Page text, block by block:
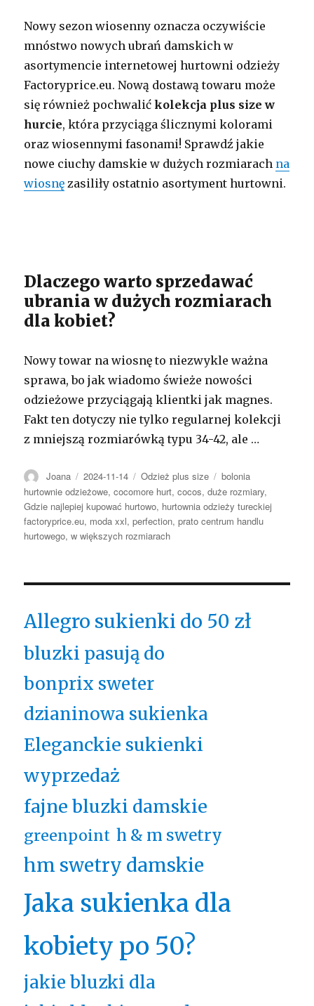
Nowy sezon wiosenny oznacza oczywiście
mnóstwo nowych ubrań damskich w
asortymencie internetowej hurtowni odzieży
Factoryprice.eu. Nową dostawą towaru może
się również pochwalićkolekcja plus size w
hurcie, która przyciąga ślicznymi kolorami
oraz wiosennymi fasonami! Sprawdź jakie
nowe ciuchy damskie w dużych rozmiarach na
wiosnę zasiliły ostatnio asortyment hurtowni.
Dlaczego warto sprzedawać
ubrania w dużych rozmiarach
dla kobiet?
Nowy towar na wiosnę to niezwykle ważna
sprawa, bo jak wiadomo świeże nowości
odzieżowe przyciągają klientki jak magnes.
Fakt ten dotyczy nie tylko regularnej kolekcji
z mniejszą rozmiarówką typu 34-42, ale …
Autor
Joana Opublikowano
2024-11-14 Kategorie
Odzież plus size Tagi
bolonia
hurtownie odzieżowe,cocomore hurt,cocos,duże rozmiary,
Gdzie najlepiej kupować hurtowo, hurtownia odzieży tureckiej
factoryprice.eu, moda xxl,perfection,prato centrum handlu
hurtowego,w większych rozmiarach
Allegro sukienki do 50 zł
bluzki pasują do
bonprix sweter
dzianinowa sukienka
Eleganckie sukienki
wyprzedaż
fajne bluzki damskie
greenpoint h & m swetry
hm swetry damskie
Jaka sukienka dla
kobiety po 50?
jakie bluzki dla